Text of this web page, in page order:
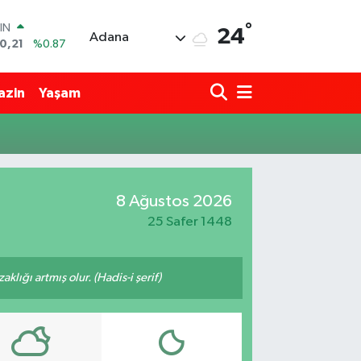
%0.87
ALTIN
Adana 24°
Yaşam
8 Ağustos 2026
25 Safer 1448
artmış olur. (Hadis-i şerif)